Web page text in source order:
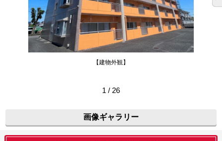
【建物外観】
1 / 26
画像ギャラリー